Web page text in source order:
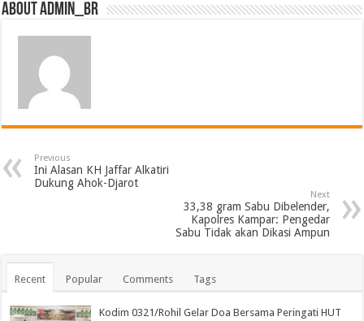
About admin_br
Previous
Ini Alasan KH Jaffar Alkatiri
Dukung Ahok-Djarot
Next
33,38 gram Sabu Dibelender,
Kapolres Kampar: Pengedar
Sabu Tidak akan Dikasi Ampun
Recent Popular Comments Tags
Kodim 0321/Rohil Gelar Doa Bersama Peringati HUT